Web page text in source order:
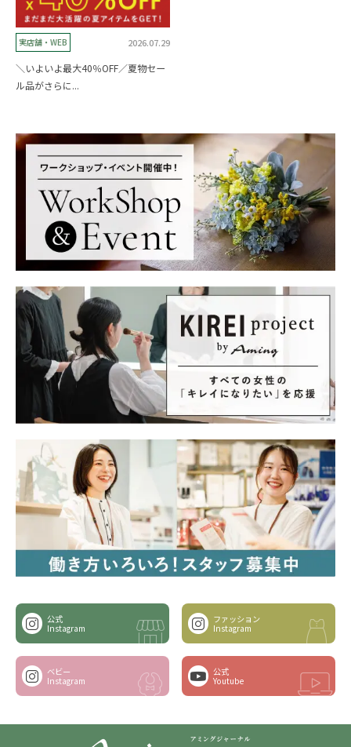
実店舗・WEB 2026.07.29
＼いよいよ最大40％OFF／夏物セー
ル品がさらに...
公式
Instagram
ファッション
Instagram
ベビー
Instagram
公式
Youtube